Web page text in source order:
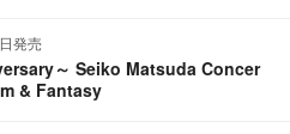
発売
～ Seiko Matsuda Concer
& Fantasy